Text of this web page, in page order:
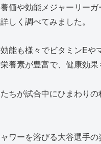
価や効能メジャーリー
しく調べてみました。
能も様々でビタミンEや
養素が豊富で、健康効果
ちが試合中にひまわり
ワーを浴びる大谷選手